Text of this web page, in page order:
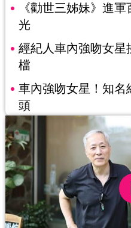
《勸世三姊妹》進
光
經紀人車內強吻女星
檔
車內強吻女星！知名
頭